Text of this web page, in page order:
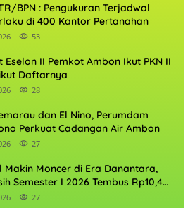
BPN : Pengukuran Terjadwal
di 400 Kantor Pertanahan
53
Eselon II Pemkot Ambon Ikut PKN II
Daftarnya
28
dan El Nino, Perumdam
Perkuat Cadangan Air Ambon
27
Makin Moncer di Era Danantara,
Semester I 2026 Tembus Rp10,4
27